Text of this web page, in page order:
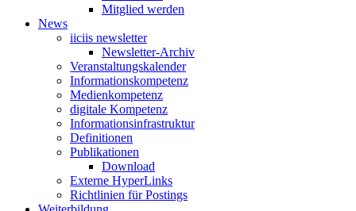
Mitglied werden
News
iiciis newsletter
Newsletter-Archiv
Veranstaltungskalender
Informationskompetenz
Medienkompetenz
digitale Kompetenz
Informationsinfrastruktur
Definitionen
Publikationen
Download
Externe HyperLinks
Richtlinien für Postings